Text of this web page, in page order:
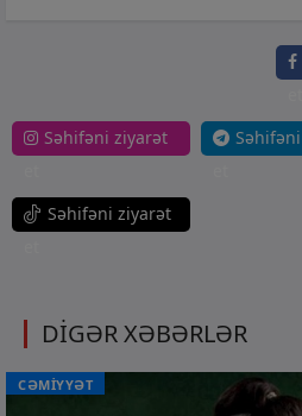
Səhifəni ziyarət
Səhifəni ziyarət
DİGƏR XƏBƏRLƏR
CƏMİYYƏT